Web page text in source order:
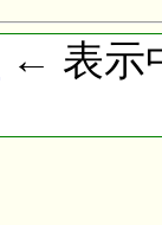
← 表示